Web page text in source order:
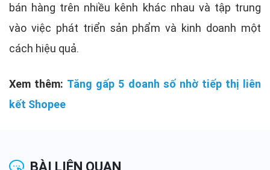
bán hàng trên nhiều kênh khác nhau và tập trung
vào việc phát triển sản phẩm và kinh doanh một
cách hiệu quả.
Xem thêm: Tăng gấp 5 doanh số nhờ tiếp thị liên
kết Shopee
BÀI LIÊN QUAN